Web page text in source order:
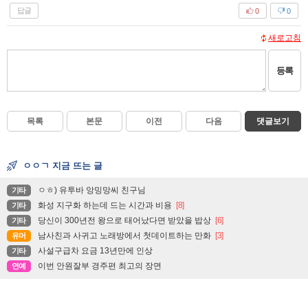
답글 0
0
새로고침
등록
목록 본문 이전 다음 댓글보기
ㅇㅇㄱ 지금 뜨는 글
기타 ㅇㅎ) 유투바 앙밍망씨 친구님
기타 화성 지구화 하는데 드는 시간과 비용 [8]
기타 당신이 300년전 왕으로 태어났다면 받았을 밥상 [6]
유머 남사친과 사귀고 노래방에서 첫데이트하는 만화 [3]
기타 사설구급차 요금 13년만에 인상
연예 이번 안원잘부 경주편 최고의 장면